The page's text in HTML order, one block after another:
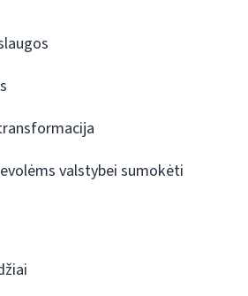
valstybei sumokėti